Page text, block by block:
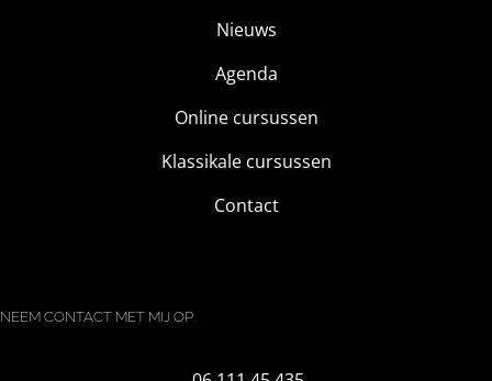
Nieuws
Agenda
Online cursussen
Klassikale cursussen
Contact
NEEM CONTACT MET MIJ OP: